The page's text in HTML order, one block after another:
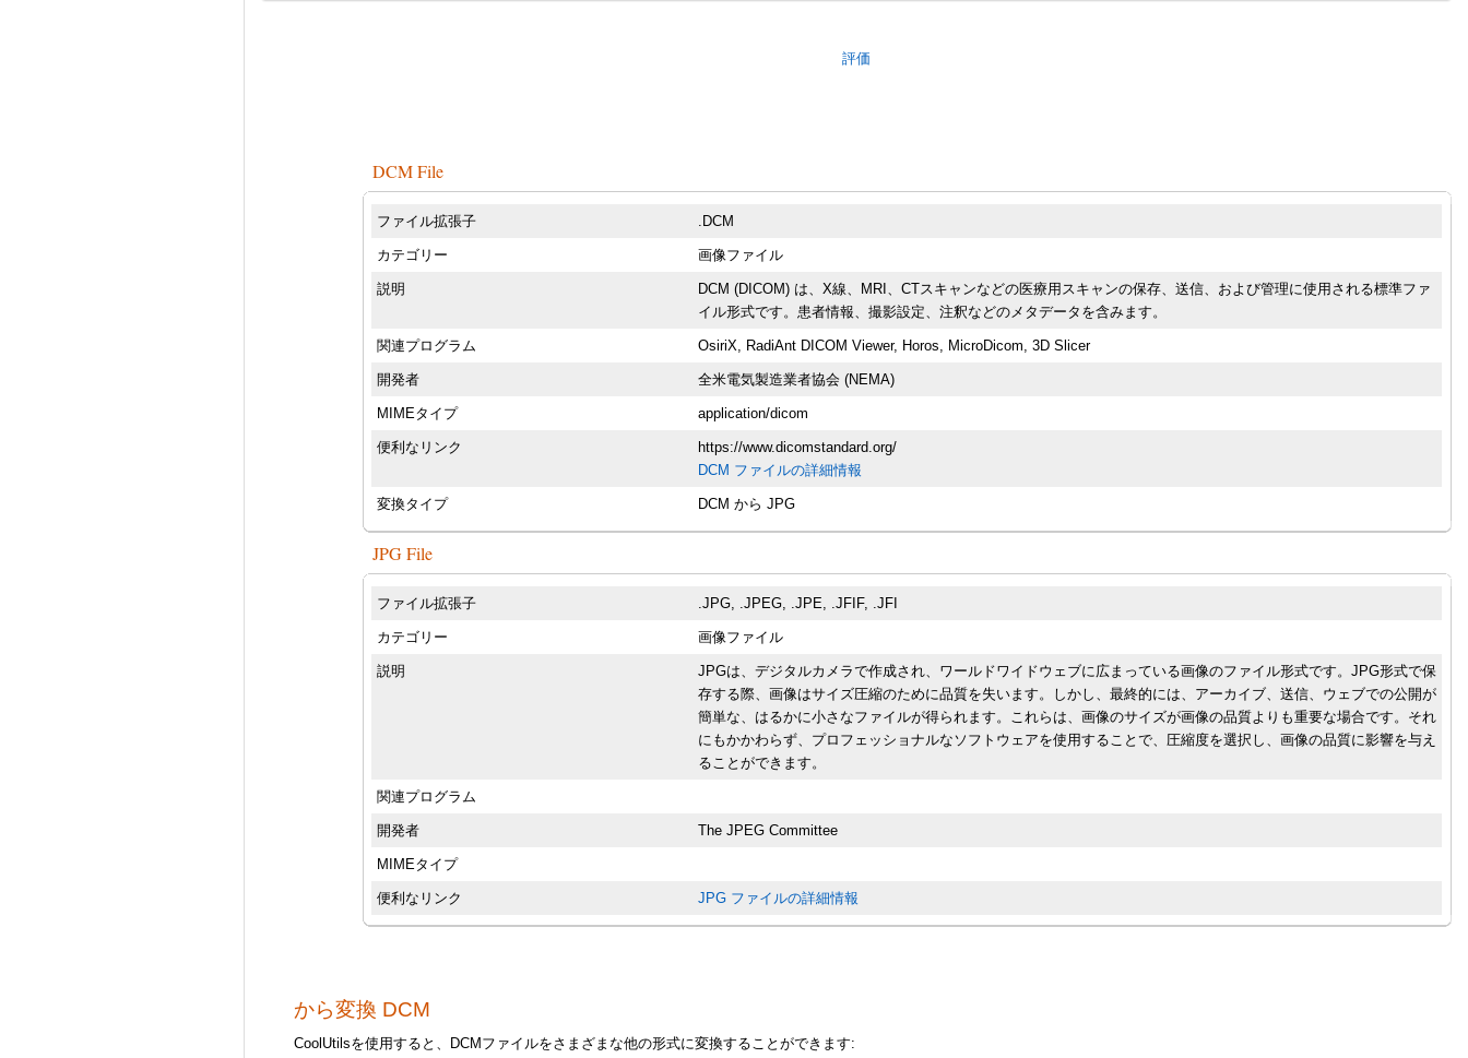
評価
DCM File
ファイル拡張子 .DCM
カテゴリー 画像ファイル
説明
DCM (DICOM) は、X線、MRI、CTスキャンなどの医療用スキャンの保存、送信、および管理に使用される標準ファ
イル形式です。患者情報、撮影設定、注釈などのメタデータを含みます。
関連プログラム OsiriX, RadiAnt DICOM Viewer, Horos, MicroDicom, 3D Slicer
開発者 全米電気製造業者協会 (NEMA)
MIMEタイプ application/dicom
便利なリンク
https://www.dicomstandard.org/
DCM ファイルの詳細情報
変換タイプ DCM から JPG
JPG File
ファイル拡張子 .JPG, .JPEG, .JPE, .JFIF, .JFI
カテゴリー 画像ファイル
説明
JPGは、デジタルカメラで作成され、ワールドワイドウェブに広まっている画像のファイル形式です。JPG形式で保
存する際、画像はサイズ圧縮のために品質を失います。しかし、最終的には、アーカイブ、送信、ウェブでの公開が
簡単な、はるかに小さなファイルが得られます。これらは、画像のサイズが画像の品質よりも重要な場合です。それ
にもかかわらず、プロフェッショナルなソフトウェアを使用することで、圧縮度を選択し、画像の品質に影響を与え
ることができます。
関連プログラム
開発者 The JPEG Committee
MIMEタイプ
便利なリンク JPG ファイルの詳細情報
から変換 DCM
CoolUtilsを使用すると、DCMファイルをさまざまな他の形式に変換することができます: